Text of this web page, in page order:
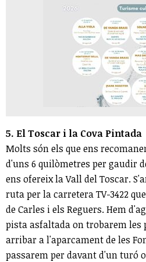
5. El Toscar i la Cova Pintada
Molts són els que ens
d'uns 6 quilòmetres per gaudir
ens ofereix la Vall del Toscar.
ruta per la carretera TV-3422
de Carles i els Reguers. Hem
pista asfaltada on trobarem les
arribar a l'aparcament de les
passarem per davant d'un turó